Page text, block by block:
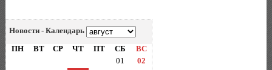
Новости - Календарь
ПН
ВТ СР ЧТ ПТ СБ
ВС
01
02